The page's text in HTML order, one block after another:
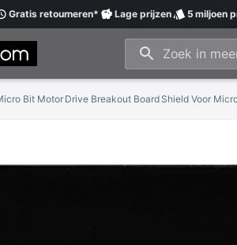
Gratisretourneren* Lageprijzen 5 miljoen
Bit Motor Drive Breakout Board Shield Voor